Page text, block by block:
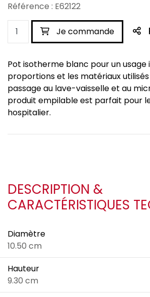
Référence : E62122
Je commande
Pot isotherme blanc pour un usage
proportions et les matériaux
passage au lave-vaisselle et au
produit empilable est parfait pour
hospitalier.
DESCRIPTION &
CARACTÉRISTIQUES
Diamètre
10.50 cm
Hauteur
9.30 cm